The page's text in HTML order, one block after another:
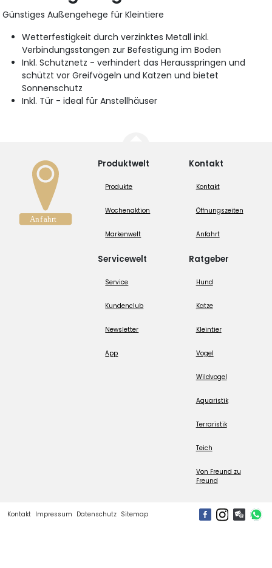
Günstiges Außengehege für Kleintiere
Wetterfestigkeit durch verzinktes Metall inkl.
Verbindungsstangen zur Befestigung im Boden
Inkl. Schutznetz - verhindert das Herausspringen und
schützt vor Greifvögeln und Katzen und bietet
Sonnenschutz
Inkl. Tür - ideal für Anstellhäuser
Produktwelt
Produkte
Wochenaktion
Markenwelt
Servicewelt
Service
Kundenclub
Newsletter
App
Kontakt
Kontakt
Öffnungszeiten
Anfahrt
Ratgeber
Hund
Katze
Kleintier
Vogel
Wildvogel
Aquaristik
Terraristik
Teich
Von Freund zu
Freund
Kontakt Impressum Datenschutz Sitemap